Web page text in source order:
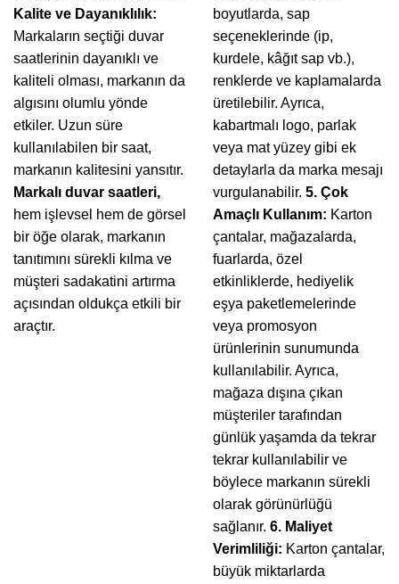
Kalite ve Dayanıklılık:
Markaların seçtiği duvar
saatlerinin dayanıklı ve
kaliteli olması, markanın da
algısını olumlu yönde
etkiler. Uzun süre
kullanılabilen bir saat,
markanın kalitesini yansıtır.
Markalı duvar saatleri,
hem işlevsel hem de görsel
bir öğe olarak, markanın
tanıtımını sürekli kılma ve
müşteri sadakatini artırma
açısından oldukça etkili bir
araçtır.
boyutlarda, sap
seçeneklerinde (ip,
kurdele, kâğıt sap vb.),
renklerde ve kaplamalarda
üretilebilir. Ayrıca,
kabartmalı logo, parlak
veya mat yüzey gibi ek
detaylarla da marka mesajı
vurgulanabilir. 5. Çok
Amaçlı Kullanım: Karton
çantalar, mağazalarda,
fuarlarda, özel
etkinliklerde, hediyelik
eşya paketlemelerinde
veya promosyon
ürünlerinin sunumunda
kullanılabilir. Ayrıca,
mağaza dışına çıkan
müşteriler tarafından
günlük yaşamda da tekrar
tekrar kullanılabilir ve
böylece markanın sürekli
olarak görünürlüğü
sağlanır. 6. Maliyet
Verimliliği: Karton çantalar,
büyük miktarlarda